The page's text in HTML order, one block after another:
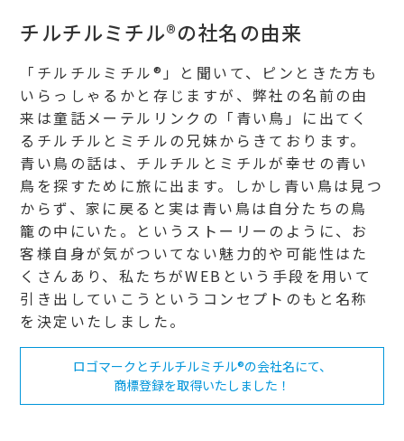
チルチルミチル®の社名の由来
「チルチルミチル®」と聞いて、ピンときた方も
いらっしゃるかと存じますが、弊社の名前の由
来は童話メーテルリンクの「青い鳥」に出てく
るチルチルとミチルの兄妹からきております。
青い鳥の話は、チルチルとミチルが幸せの青い
鳥を探すために旅に出ます。しかし青い鳥は見つ
からず、家に戻ると実は青い鳥は自分たちの鳥
籠の中にいた。というストーリーのように、お
客様自身が気がついてない魅力的や可能性はた
くさんあり、私たちがWEBという手段を用いて
引き出していこうというコンセプトのもと名称
を決定いたしました。
ロゴマークとチルチルミチル®の会社名にて、
商標登録を取得いたしました！